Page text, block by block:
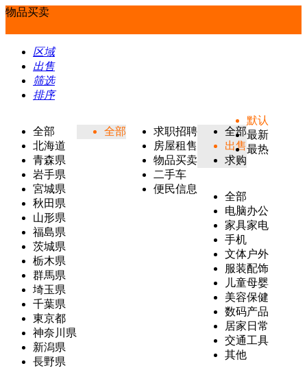
物品买卖
区域
出售
筛选
排序
全部
北海道
青森県
岩手県
宮城県
秋田県
山形県
福島県
茨城県
栃木県
群馬県
埼玉県
千葉県
東京都
神奈川県
新潟県
長野県
全部
求职招聘
房屋租售
物品买卖
二手车
便民信息
全部
出售
求购
全部
电脑办公
家具家电
手机
文体户外
服装配饰
儿童母婴
美容保健
数码产品
居家日常
交通工具
其他
默认
最新
最热